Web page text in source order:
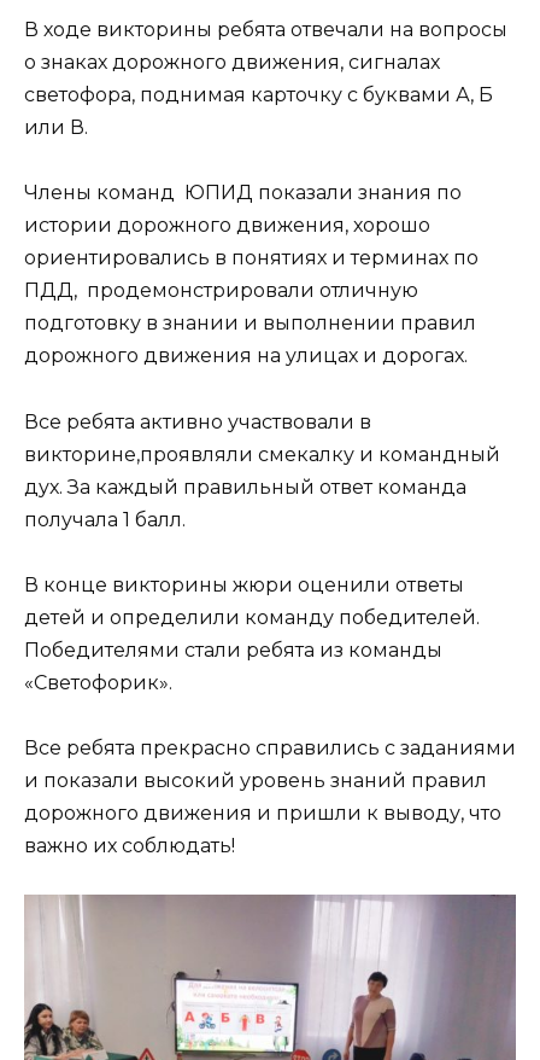
В ходе викторины ребята отвечали на вопросы
о знаках дорожного движения, сигналах
светофора, поднимая карточку с буквами А, Б
или В.
Члены команд ЮПИД показали знания по
истории дорожного движения, хорошо
ориентировались в понятиях и терминах по
ПДД, продемонстрировали отличную
подготовку в знании и выполнении правил
дорожного движения на улицах и дорогах.
Все ребята активно участвовали в
викторине,проявляли смекалку и командный
дух. За каждый правильный ответ команда
получала 1 балл.
В конце викторины жюри оценили ответы
детей и определили команду победителей.
Победителями стали ребята из команды
«Светофорик».
Все ребята прекрасно справились с заданиями
и показали высокий уровень знаний правил
дорожного движения и пришли к выводу, что
важно их соблюдать!